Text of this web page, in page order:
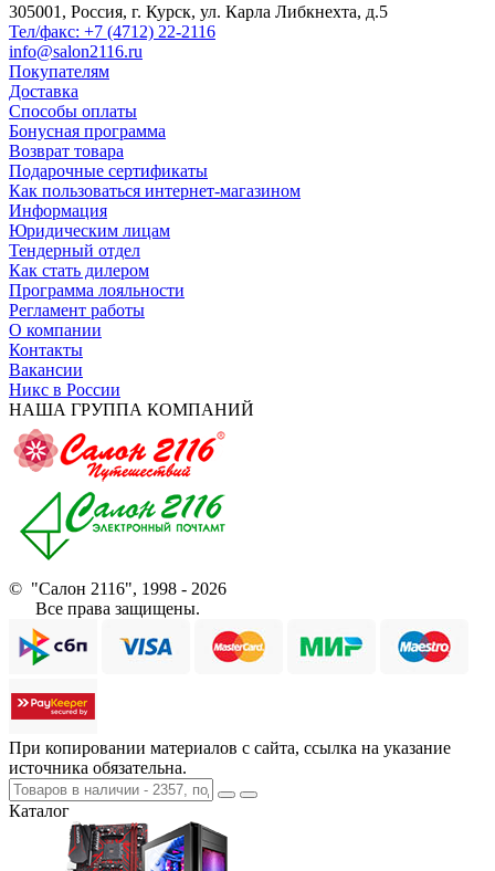
305001, Россия, г. Курск, ул. Карла Либкнехта, д.5
Тел/факс: +7 (4712) 22-2116
info@salon2116.ru
Покупателям
Доставка
Способы оплаты
Бонусная программа
Возврат товара
Подарочные сертификаты
Как пользоваться интернет-магазином
Информация
Юридическим лицам
Тендерный отдел
Как стать дилером
Программа лояльности
Регламент работы
О компании
Контакты
Вакансии
Никс в России
НАША ГРУППА КОМПАНИЙ
© "Салон 2116", 1998 - 2026
Все права защищены.
При копировании материалов с сайта, ссылка на указание
источника обязательна.
Каталог